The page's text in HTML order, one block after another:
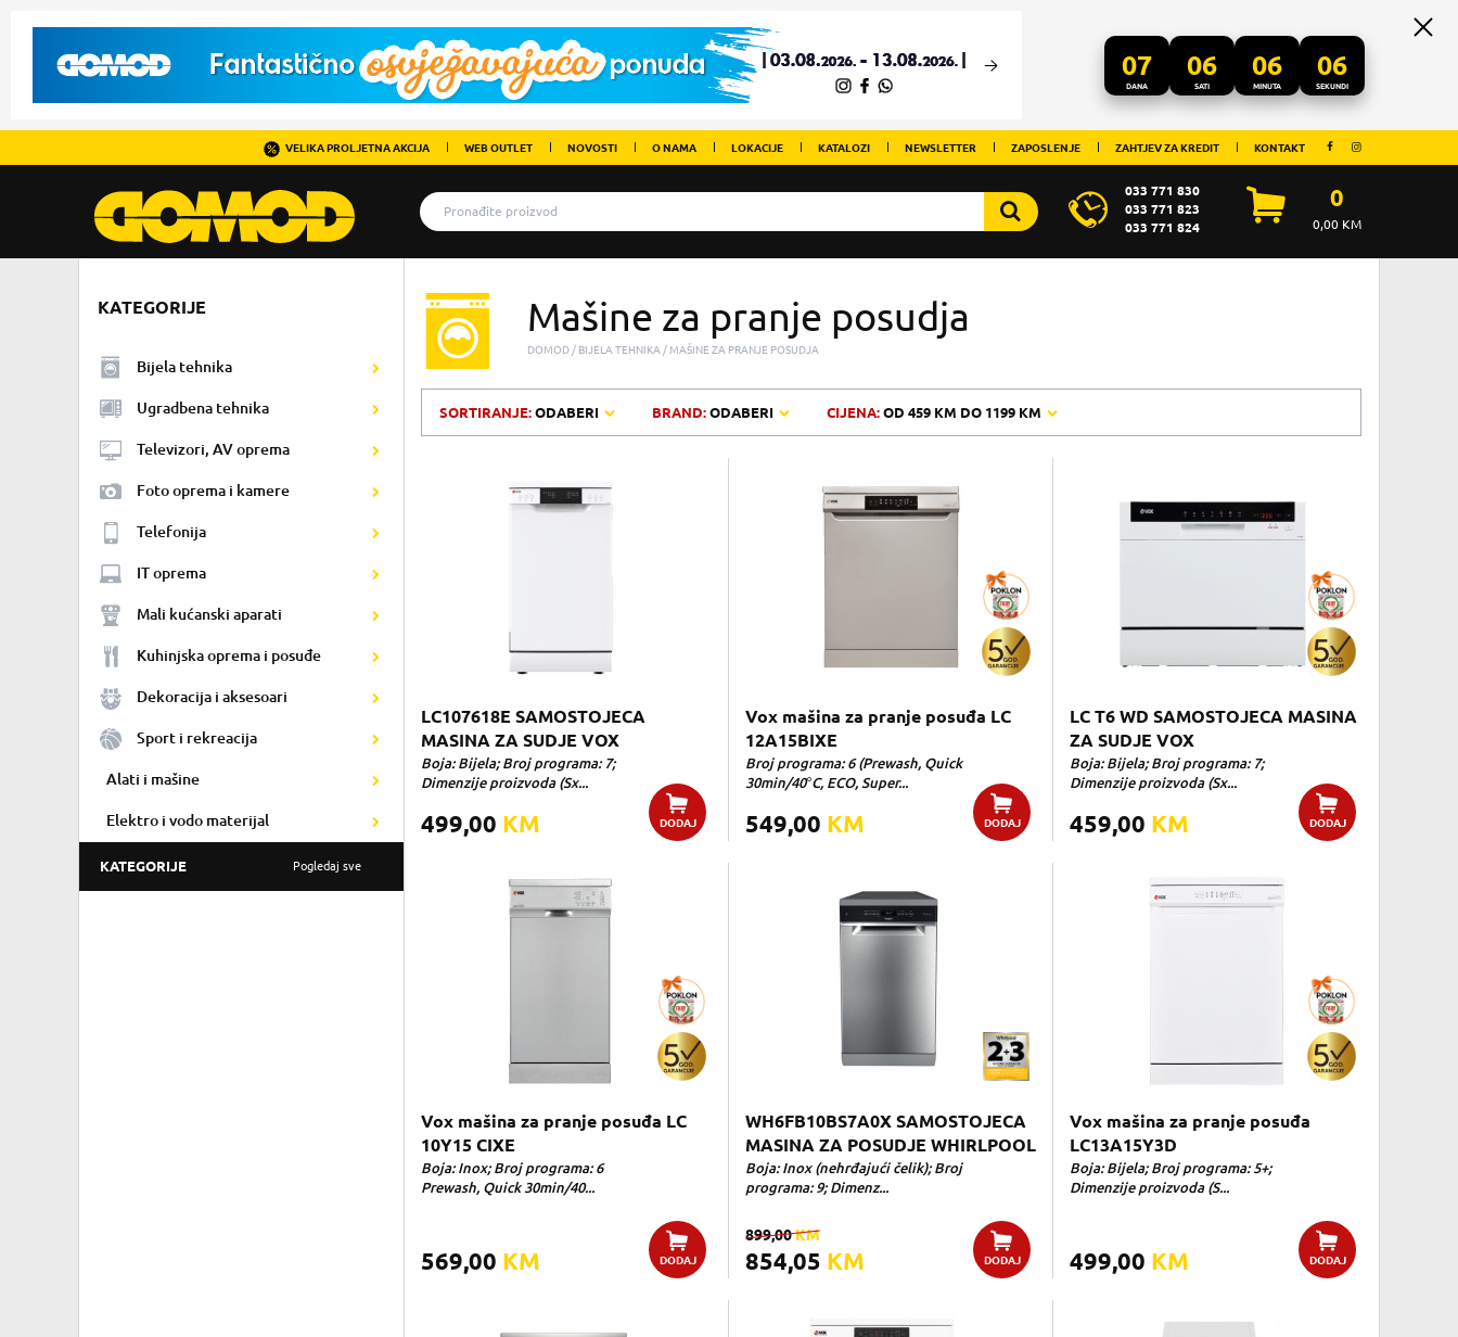
07
DANA
06
SATI
06
MINUTA
05
SEKUNDI
VELIKA PROLJETNA AKCIJA WEB OUTLET NOVOSTI O NAMA LOKACIJE KATALOZI NEWSLETTER ZAPOSLENJE ZAHTJEV ZA KREDIT KONTAKT
033 771 830
033 771 823
033 771 824
0
0,00KM
KATEGORIJE
Bijela tehnika
Ugradbena tehnika
Televizori, AV oprema
Foto oprema i kamere
Telefonija
IT oprema
Mali kućanski aparati
Kuhinjska oprema i posuđe
Dekoracija i aksesoari
Sport i rekreacija
Alati i mašine
Elektro i vodo materijal
KATEGORIJE Pogledaj sve
Mašine za pranje posudja
DOMOD BIJELA TEHNIKA MAŠINE ZA PRANJE POSUDJA
SORTIRANJE:ODABERI BRAND:ODABERI CIJENA:OD 459 KM DO 1199 KM
LC107618E SAMOSTOJECA
MASINA ZA SUDJE VOX
Boja: Bijela; Broj programa: 7;
Dimenzije proizvoda (Sx...
499,00 KM DODAJ
Vox mašina za pranje posuđa LC
12A15BIXE
Broj programa: 6 (Prewash, Quick
30min/40°C, ECO, Super...
549,00 KM DODAJ
LC T6 WD SAMOSTOJECA MASINA
ZA SUDJE VOX
Boja: Bijela; Broj programa: 7;
Dimenzije proizvoda (Sx...
459,00 KM DODAJ
Vox mašina za pranje posuđa LC
10Y15 CIXE
Boja: Inox; Broj programa: 6
Prewash, Quick 30min/40...
569,00 KM DODAJ
WH6FB10BS7A0X SAMOSTOJECA
MASINA ZA POSUDJE WHIRLPOOL
Boja: Inox (nehrđajući čelik); Broj
programa: 9; Dimenz...
854,05 KM
899,00KM
DODAJ
Vox mašina za pranje posuđa
LC13A15Y3D
Boja: Bijela; Broj programa: 5+;
Dimenzije proizvoda (S...
499,00 KM DODAJ